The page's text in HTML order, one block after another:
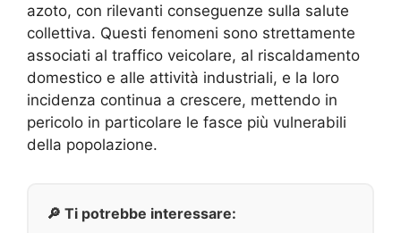
azoto, con rilevanti conseguenze sulla salute
collettiva. Questi fenomeni sono strettamente
associati al traffico veicolare, al riscaldamento
domestico e alle attività industriali, e la loro
incidenza continua a crescere, mettendo in
pericolo in particolare le fasce più vulnerabili
della popolazione.
🔎 Ti potrebbe interessare: